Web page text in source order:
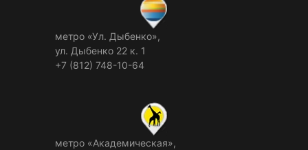
метро «Ул. Дыбенко»,
ул. Дыбенко 22 к. 1
+7 (812) 748-10-64
метро «Академическая»,